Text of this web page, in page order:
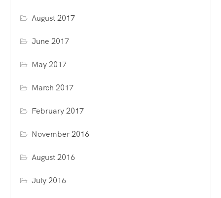
August 2017
June 2017
May 2017
March 2017
February 2017
November 2016
August 2016
July 2016